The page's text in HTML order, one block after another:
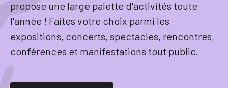
Tourisme
propose une large palette d'activités toute
l'année ! Faites votre choix parmi les
expositions, concerts, spectacles, rencontres,
conférences et manifestations tout public.